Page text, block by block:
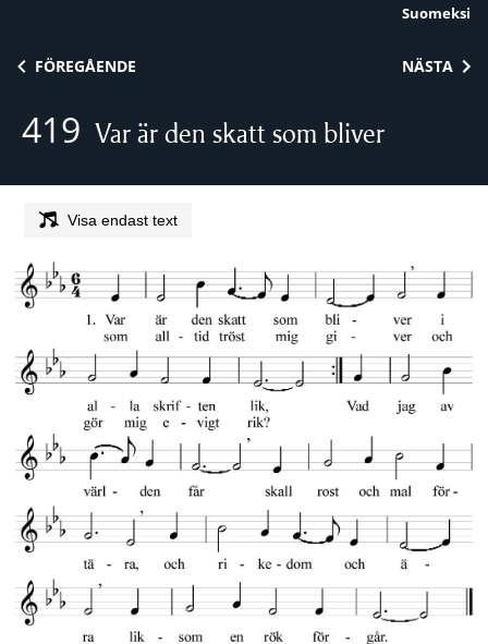
Suomeksi
FÖREGÅENDE NÄSTA
419 Var är den skatt som bliver
Visa endast text